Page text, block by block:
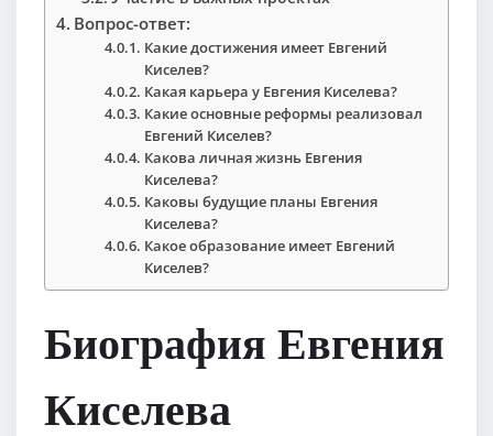
Вопрос-ответ:
Какие достижения имеет Евгений
Киселев?
Какая карьера у Евгения Киселева?
Какие основные реформы реализовал
Евгений Киселев?
Какова личная жизнь Евгения
Киселева?
Каковы будущие планы Евгения
Киселева?
Какое образование имеет Евгений
Киселев?
Биография Евгения
Киселева